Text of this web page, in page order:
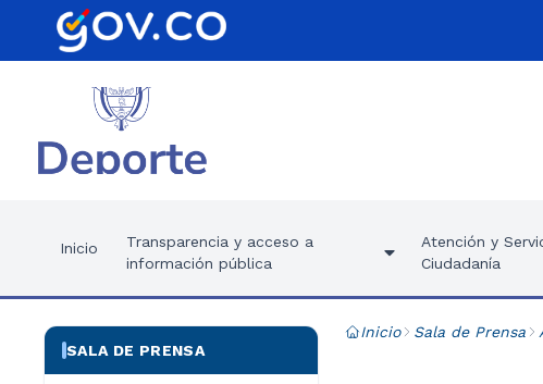
Inicio
Transparencia y acceso a
información pública
Atención y
Ciudadanía
SALA DE PRENSA
Inicio Sala de Prensa